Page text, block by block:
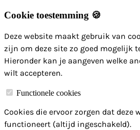
Cookie toestemming 🍪
Deze website maakt gebruik van
zijn om deze site zo goed mogelijk
Hieronder kan je aangeven welke
wilt accepteren.
Functionele cookies
Cookies die ervoor zorgen dat deze
functioneert (altijd ingeschakeld).